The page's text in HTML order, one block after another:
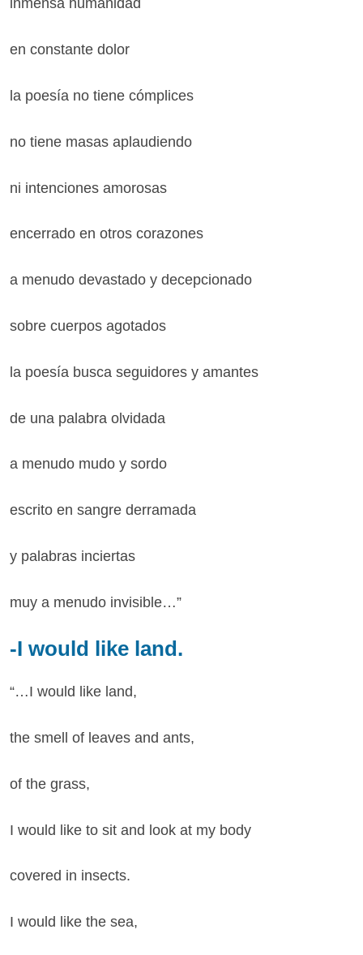
inmensa humanidad
en constante dolor
la poesía no tiene cómplices
no tiene masas aplaudiendo
ni intenciones amorosas
encerrado en otros corazones
a menudo devastado y decepcionado
sobre cuerpos agotados
la poesía busca seguidores y amantes
de una palabra olvidada
a menudo mudo y sordo
escrito en sangre derramada
y palabras inciertas
muy a menudo invisible…”
-I would like land.
“…I would like land,
the smell of leaves and ants,
of the grass,
I would like to sit and look at my body
covered in insects.
I would like the sea,